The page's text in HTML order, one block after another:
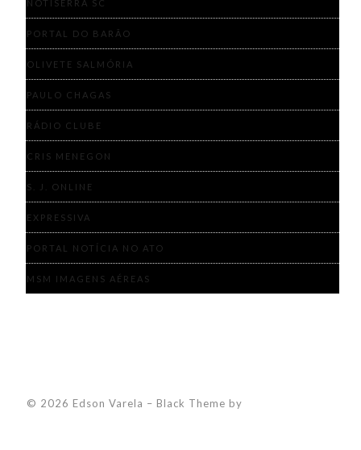
NOTISERRA SC
PORTAL DO BARÃO
OLIVETE SALMÓRIA
PAULO CHAGAS
RÁDIO CLUBE
CRIS MENEGON
S. J. ONLINE
EXPRESSIVA
PORTAL NOTÍCIA NO ATO
MSM IMAGENS AÉREAS
© 2026 Edson Varela – Black Theme by